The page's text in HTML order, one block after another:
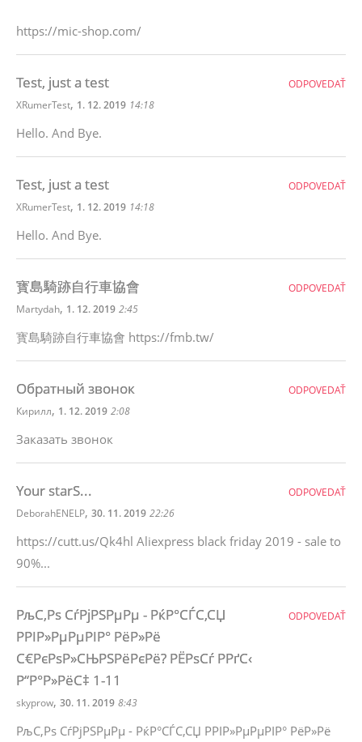
https://mic-shop.com/
Test, just a test
XRumerTest, 1. 12. 2019 14:18
Hello. And Bye.
ODPOVEDAŤ
Test, just a test
XRumerTest, 1. 12. 2019 14:18
Hello. And Bye.
ODPOVEDAŤ
寳島騎跡自行車協會
Martydah, 1. 12. 2019 2:45
寳島騎跡自行車協會 https://fmb.tw/
ODPOVEDAŤ
Обратный звонок
Кирилл, 1. 12. 2019 2:08
Заказать звонок
ODPOVEDAŤ
Your starS...
DeborahENELP, 30. 11. 2019 22:26
https://cutt.us/Qk4hl Aliexpress black friday 2019 - sale to
90%...
ODPOVEDAŤ
РљС‚Рѕ СѓРјРЅРµРµ - РќР°СЃС‚СЏ
РРІР»РµРµРІР° РёР»Рё
С€РєРѕР»СЊРЅРёРєРё? РЁРѕСѓ РРґС‹
Р“Р°Р»РёС‡ 1-11
skyprow, 30. 11. 2019 8:43
РљС‚Рѕ СѓРјРЅРµРµ - РќР°СЃС‚СЏ РРІР»РµРµРІР° РёР»Рё
ODPOVEDAŤ